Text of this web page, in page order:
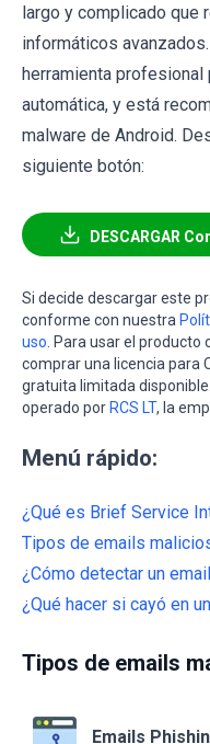
largo y complicado que
informáticos
herramienta profesional
automática, y está
malware de Android.
siguiente botón:
DESCARGAR
Si decide descargar este
conforme con nuestra
uso . Para usar el
comprar una licencia para
gratuita limitada
operado por RCS LT, la
Menú rápido:
¿Qué es Brief Service
Tipos de emails
¿Cómo detectar un
¿Qué hacer si cayó en
Tipos de emails
Emails